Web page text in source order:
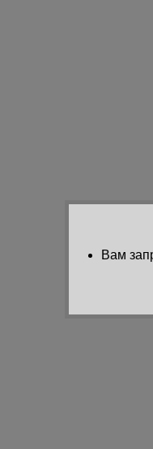
Вам